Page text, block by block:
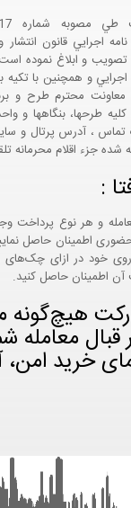
آيين نامه اجرايي قانون
سال 1388 را تصويب و ابلاغ
مورخ 18/05/1394 معاونت محترم
طرحها، بنگاهها و
تماس ، آدرس پرتال و
جزء اقلام محرمانه
:
و هر نوع پرداخت
اطمینان حاصل
خود در ازای چک‌های
آن اطمینان حاصل کنید.
معامله
خرید امن،